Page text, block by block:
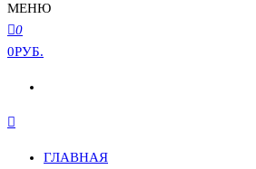
МЕНЮ
0
0РУБ.
ГЛАВНАЯ